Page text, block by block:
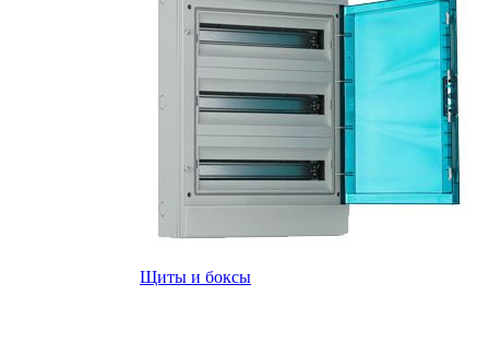
Щиты и боксы